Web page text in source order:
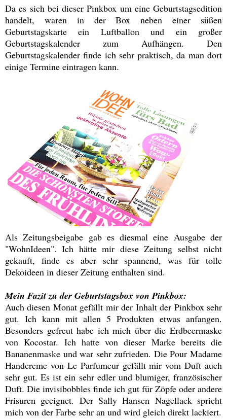
Da es sich bei dieser Pinkbox um eine Geburtstagsedition
handelt, waren in der Box neben einer süßen
Geburtstagskarte ein Luftballon und ein großer
Geburtstagskalender zum Aufhängen. Den
Geburtstagskalender finde ich sehr praktisch, da man dort
einige Termine eintragen kann.
Als Zeitungsbeigabe gab es diesmal eine Ausgabe der
"WohnIdeen". Ich hätte mir diese Zeitung selbst nicht
gekauft, finde es aber sehr spannend, was für tolle
Dekoideen in dieser Zeitung enthalten sind.
Mein Fazit zu der Geburtstagsbox von Pinkbox:
Auch diesen Monat gefällt mir der Inhalt der Pinkbox sehr
gut. Ich kann mit allen 5 Produkten etwas anfangen.
Besonders gefreut habe ich mich über die Erdbeermaske
von Kocostar. Ich hatte von dieser Marke bereits die
Bananenmaske und war sehr zufrieden. Die Pour Madame
Handcreme von Le Parfumeur gefällt mir vom Duft auch
sehr gut. Es ist ein sehr edler und blumiger, französischer
Duft. Die invisibobbles finde ich gut für Zöpfe oder andere
Frisuren geeignet. Der Sally Hansen Nagellack spricht
mich von der Farbe sehr an und wird gleich direkt lackiert.